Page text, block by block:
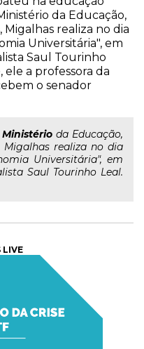
da Educação,
realiza no dia
Universitária", em
Saul Tourinho
ele a professora da
o senador
Ministérioda Educação,
Migalhas realiza no dia
Universitária", em
Saul Tourinho Leal.
LIVE